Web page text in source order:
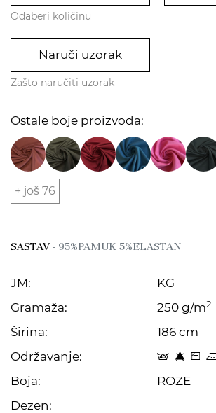
Odaberi količinu
Naruči uzorak
Zašto naručiti uzorak
Ostale boje proizvoda:
+ još 76
SASTAV- 95%PAMUK 5%ELASTAN
JM:
KG
Gramaža:
250 g/m2
Širina:
186 cm
Održavanje:
t 8 Z p
Boja:
ROZE
Dezen: